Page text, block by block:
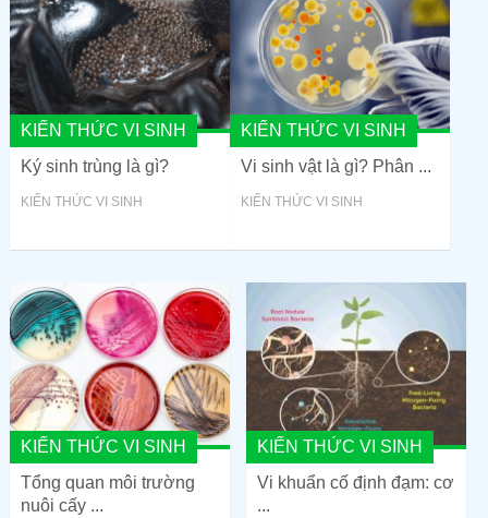
KIẾN THỨC VI SINH
Ký sinh trùng là gì?
KIẾN THỨC VI SINH
KIẾN THỨC VI SINH
Vi sinh vật là gì? Phân ...
KIẾN THỨC VI SINH
KIẾN THỨC VI SINH
Tổng quan môi trường
nuôi cấy ...
KIẾN THỨC VI SINH
Vi khuẩn cố định đạm: cơ
...